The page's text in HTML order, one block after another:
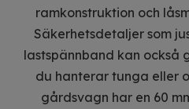
ramkonstruktion och
Säkerhetsdetaljer som
lastspännband kan också
du hanterar tunga eller
gårdsvagn har en 60